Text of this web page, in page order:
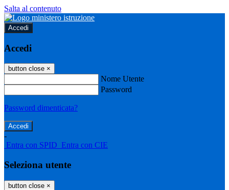
Salta al contenuto
Accedi
Accedi
button close ×
Nome Utente
Password
Password dimenticata?
-
Entra con SPID Entra con CIE
Seleziona utente
button close ×